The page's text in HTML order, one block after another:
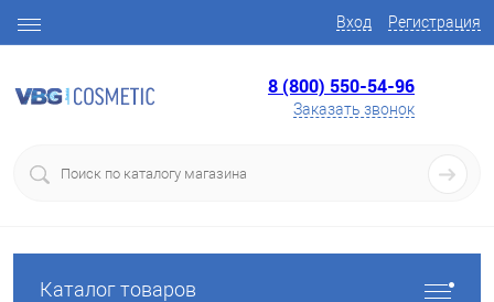
Вход Регистрация
8 (800) 550-54-96
Заказать звонок
Каталог товаров